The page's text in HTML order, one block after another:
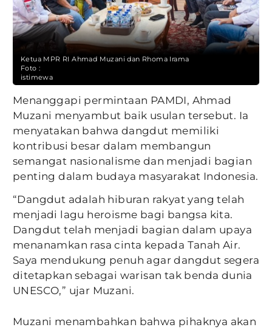
Ketua MPR RI Ahmad Muzani dan Rhoma Irama
Foto :
istimewa
Menanggapi permintaan PAMDI, Ahmad
Muzani menyambut baik usulan tersebut. Ia
menyatakan bahwa dangdut memiliki
kontribusi besar dalam membangun
semangat nasionalisme dan menjadi bagian
penting dalam budaya masyarakat Indonesia.
“Dangdut adalah hiburan rakyat yang telah
menjadi lagu heroisme bagi bangsa kita.
Dangdut telah menjadi bagian dalam upaya
menanamkan rasa cinta kepada Tanah Air.
Saya mendukung penuh agar dangdut segera
ditetapkan sebagai warisan tak benda dunia
UNESCO,” ujar Muzani.
Muzani menambahkan bahwa pihaknya akan